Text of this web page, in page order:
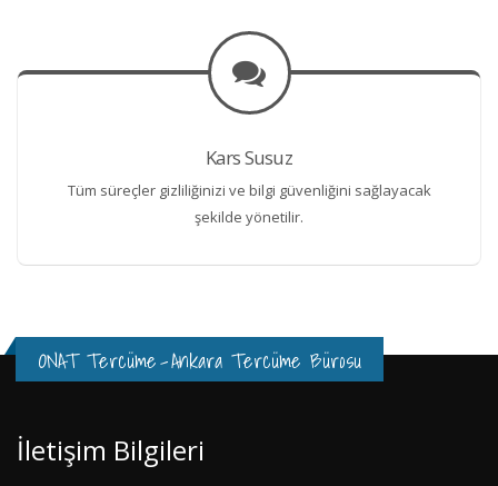
Kars Susuz
Tüm süreçler gizliliğinizi ve bilgi güvenliğini sağlayacak
şekilde yönetilir.
ONAT Tercüme-Ankara Tercüme Bürosu
İletişim Bilgileri